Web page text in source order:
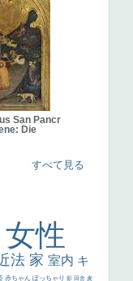
San Pancr
Die
すべて見る
女性
法 家 室内 キ
赤ちゃん ぽっちゃり 影 田舎 麦